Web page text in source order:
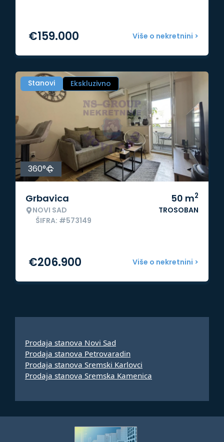
Više o nekretnini >
€159.000
Stanovi Ekskluzivno
360°
Grbavica
NOVI SAD
ŠIFRA: #573149
50 m2
TROSOBAN
Više o nekretnini >
€206.900
Prodaja stanova Novi Sad
Prodaja stanova Petrovaradin
Prodaja stanova Sremski Karlovci
Prodaja stanova Sremska Kamenica